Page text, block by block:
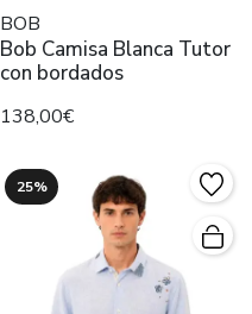
BOB
Bob Camisa Blanca Tutor
con bordados
138,00€
25%